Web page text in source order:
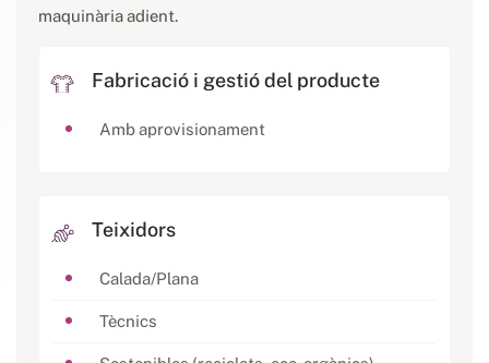
maquinària adient.
Fabricació i gestió del producte
Amb aprovisionament
Teixidors
Calada/Plana
Tècnics